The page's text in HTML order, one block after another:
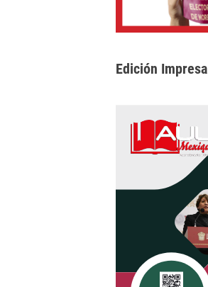
Edición Impresa